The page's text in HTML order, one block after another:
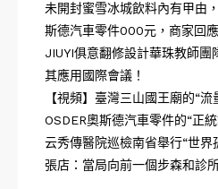
未開封蜜雪冰城飲料內有甲由
斯德汽車零件000元，商家回
JIUYI俱意翻修設計華珠教師
其應用國際會議！
【視頻】臺灣三山國王廟的“
OSDER奧斯德汽車零件的“正
云秀傳醫院巡檢南省舉行“世界
張店：當局向前一個步森和診